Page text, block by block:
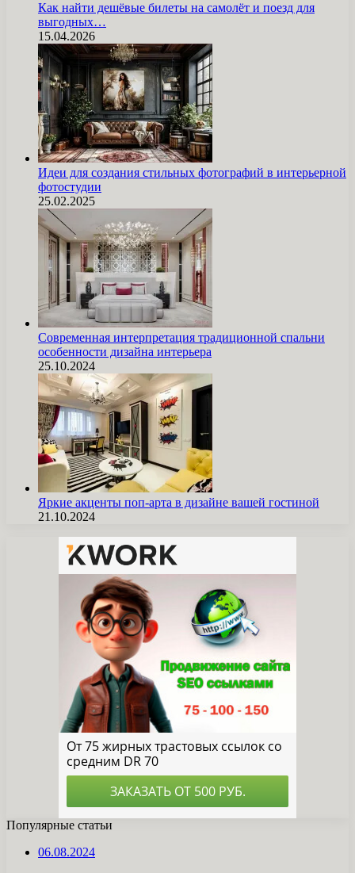
Как найти дешёвые билеты на самолёт и поезд для
выгодных…
15.04.2026
Идеи для создания стильных фотографий в интерьерной
фотостудии
25.02.2025
Современная интерпретация традиционной спальни
особенности дизайна интерьера
25.10.2024
Яркие акценты поп-арта в дизайне вашей гостиной
21.10.2024
Популярные статьи
06.08.2024